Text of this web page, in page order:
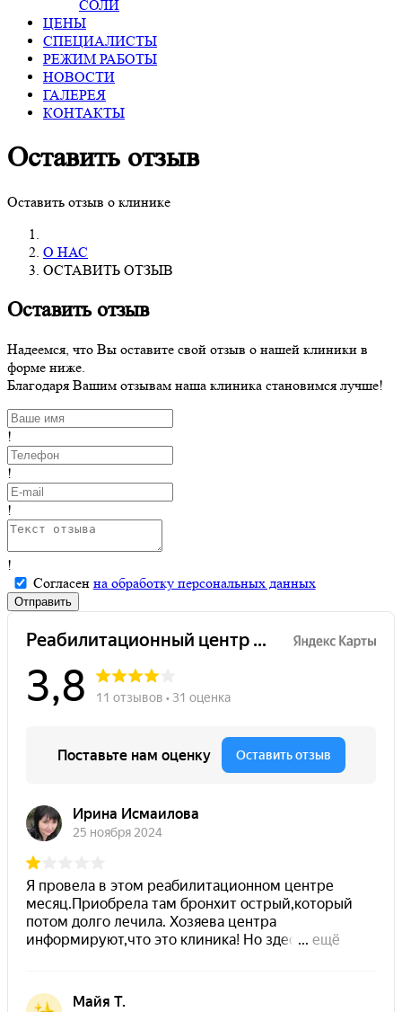
СОЛИ
ЦЕНЫ
СПЕЦИАЛИСТЫ
РЕЖИМ РАБОТЫ
НОВОСТИ
ГАЛЕРЕЯ
КОНТАКТЫ
Оставить отзыв
Оставить отзыв о клинике
О НАС
ОСТАВИТЬ ОТЗЫВ
Оставить отзыв
Надеемся, что Вы оставите свой отзыв о нашей клиники в
форме ниже.
Благодаря Вашим отзывам наша клиника становимся лучше!
!
!
!
!
Согласен на обработку персональных данных
Отправить